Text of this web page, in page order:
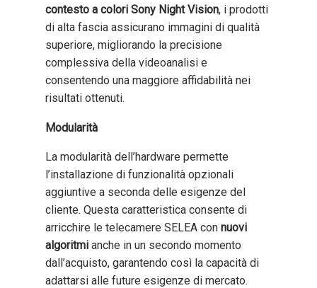
contesto a colori Sony Night Vision, i prodotti
di alta fascia assicurano immagini di qualità
superiore, migliorando la precisione
complessiva della videoanalisi e
consentendo una maggiore affidabilità nei
risultati ottenuti.
Modularità
La modularità dell’hardware permette
l’installazione di funzionalità opzionali
aggiuntive a seconda delle esigenze del
cliente. Questa caratteristica consente di
arricchire le telecamere SELEA con nuovi
algoritmi anche in un secondo momento
dall’acquisto, garantendo così la capacità di
adattarsi alle future esigenze di mercato.